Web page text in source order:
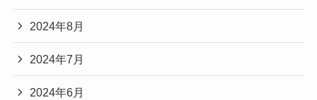
2024年8月
2024年7月
2024年6月